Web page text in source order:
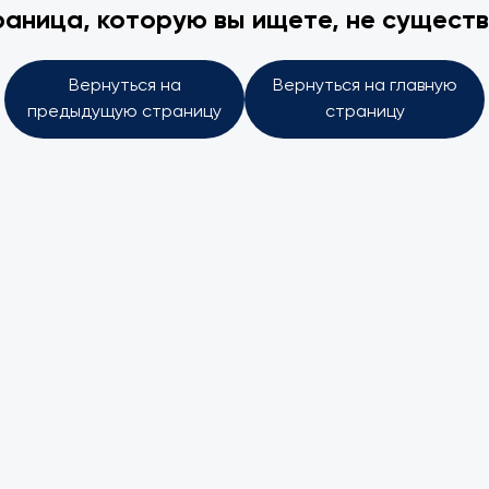
которую вы ищете, не
Вернуться на
предыдущую страницу
Вернуться на главную
страницу